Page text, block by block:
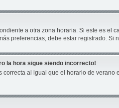
a otra zona horaria. Si este es el
preferencias, debe estar registrado. Si
la hora sigue siendo incorrecto!
al igual que el horario de